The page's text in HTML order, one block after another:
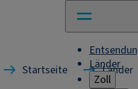
Länder
Zoll
Startseite Länder